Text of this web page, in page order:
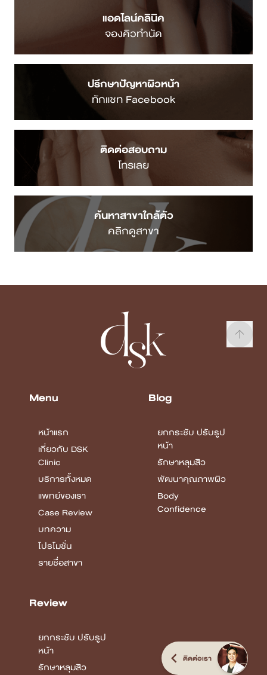
แอดไลน์คลินิค
จองคิวทำนัด
ปรึกษาปัญหาผิวหน้า
ทักแชท Facebook
ติดต่อสอบถาม
โทรเลย
ค้นหาสาขาใกล้ตัว
คลิกดูสาขา
Menu
หน้าแรก
เกี่ยวกับ DSK
Clinic
บริการทั้งหมด
แพทย์ของเรา
Case Review
บทความ
โปรโมชั่น
รายชื่อสาขา
Blog
ยกกระชับ ปรับรูป
หน้า
รักษาหลุมสิว
พัฒนาคุณภาพผิว
Body
Confidence
Review
ยกกระชับ ปรับรูป
หน้า
รักษาหลุมสิว
ติดต่อเรา